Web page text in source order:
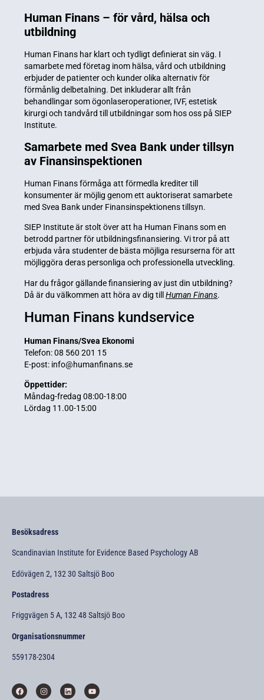
Human Finans – för vård, hälsa och
utbildning
Human Finans har klart och tydligt definierat sin väg. I
samarbete med företag inom hälsa, vård och utbildning
erbjuder de patienter och kunder olika alternativ för
förmånlig delbetalning. Det inkluderar allt från
behandlingar som ögonlaseroperationer, IVF, estetisk
kirurgi och tandvård till utbildningar som hos oss på SIEP
Institute.
Samarbete med Svea Bank under tillsyn
av Finansinspektionen
Human Finans förmåga att förmedla krediter till
konsumenter är möjlig genom ett auktoriserat samarbete
med Svea Bank under Finansinspektionens tillsyn.
SIEP Institute är stolt över att ha Human Finans som en
betrodd partner för utbildningsfinansiering. Vi tror på att
erbjuda våra studenter de bästa möjliga resurserna för att
möjliggöra deras personliga och professionella utveckling.
Har du frågor gällande finansiering av just din utbildning?
Då är du välkommen att höra av dig tillHuman Finans.
Human Finans kundservice
Human Finans/Svea Ekonomi
Telefon:08 560 201 15
E-post: info@humanfinans.se
Öppettider:
Måndag-fredag 08:00-18:00
Lördag 11.00-15:00
Besöksadress
Scandinavian Institute for Evidence Based Psychology AB
Edövägen 2, 132 30 Saltsjö Boo
Postadress
Friggvägen 5 A, 132 48 Saltsjö Boo
Organisationsnummer
559178-2304